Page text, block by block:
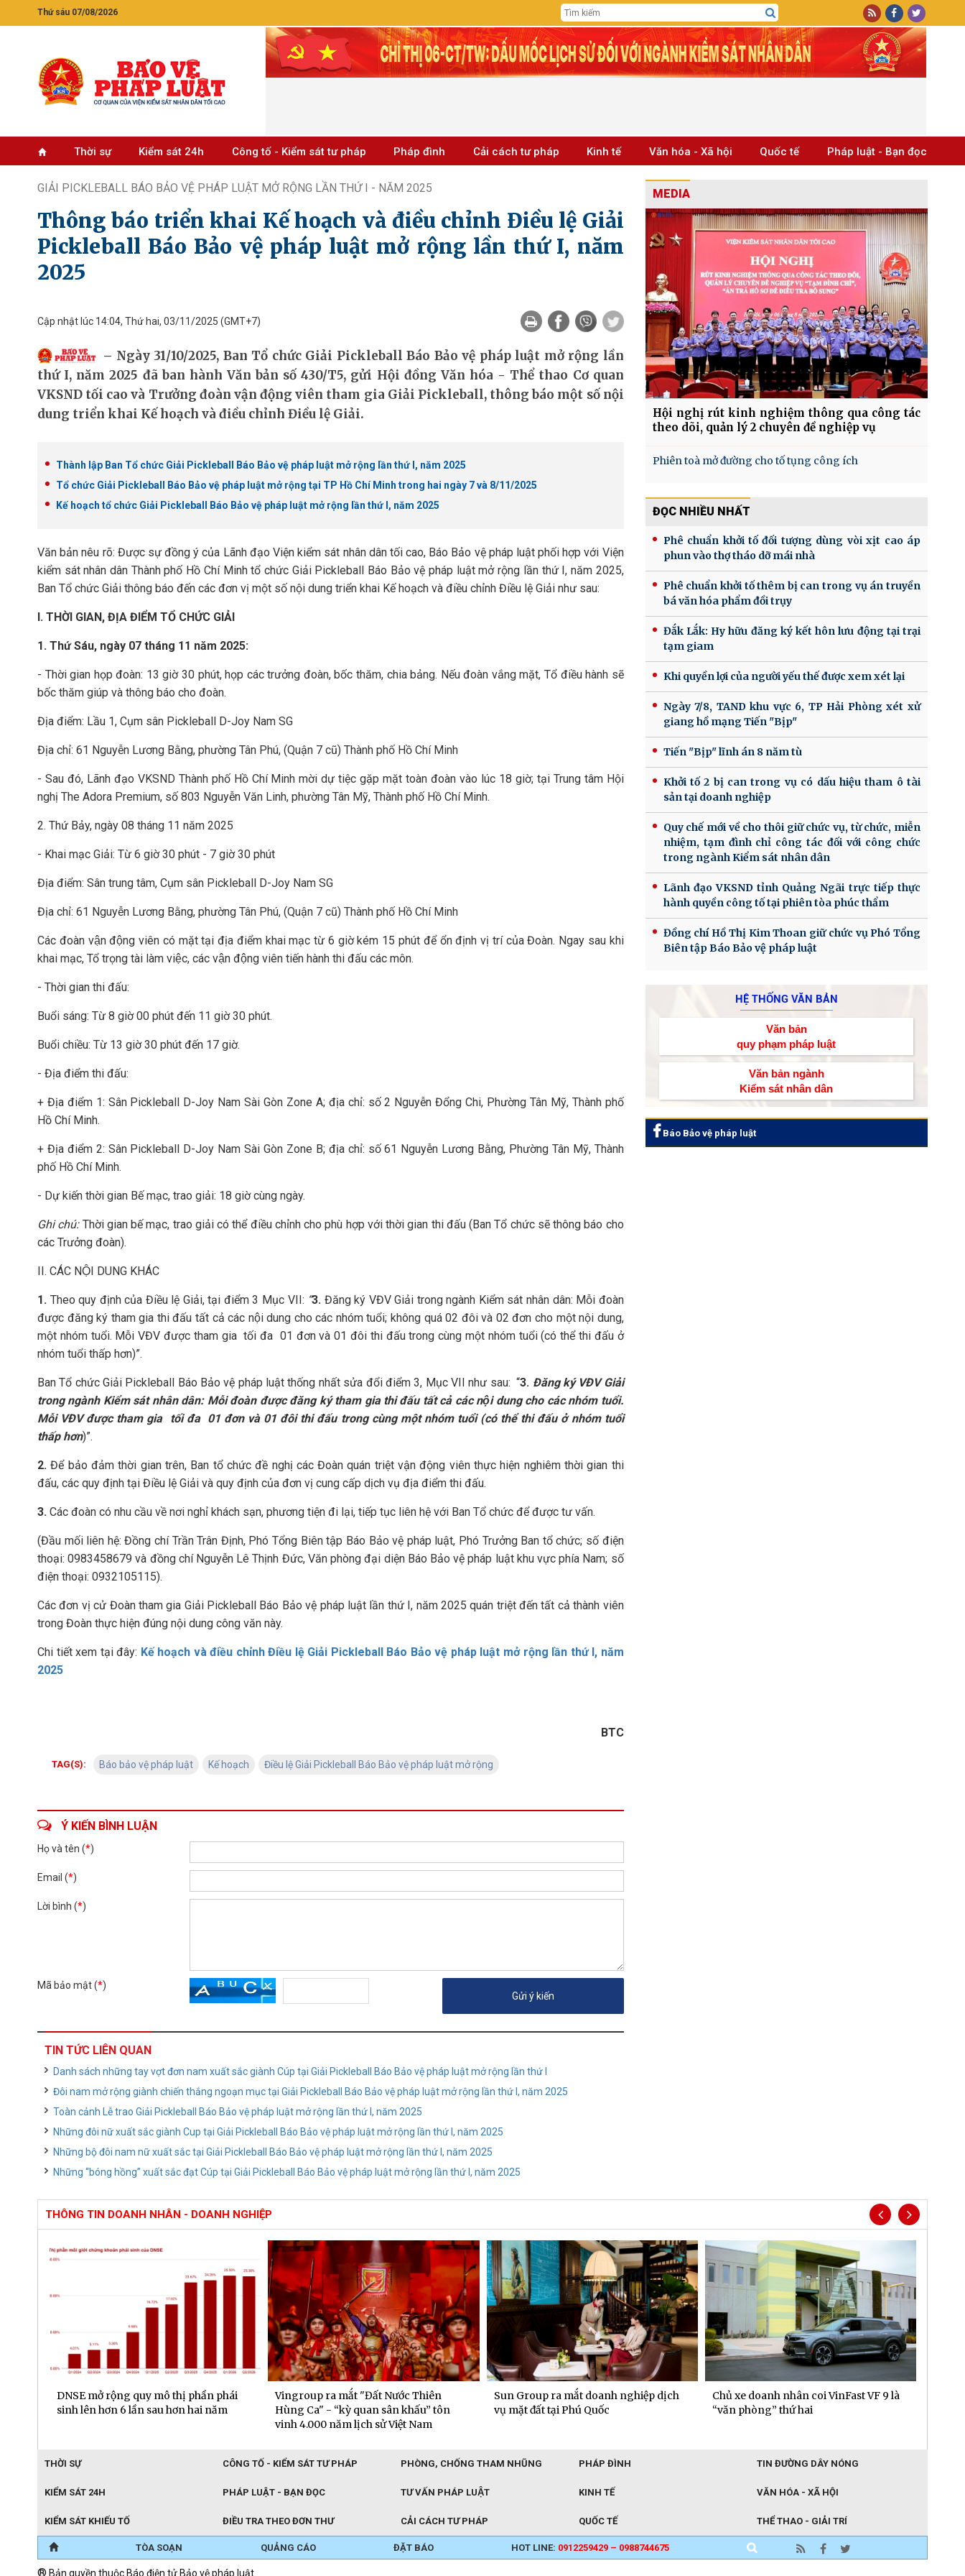
Thứ sáu 07/08/2026
Thời sự Kiểm sát 24h Công tố - Kiểm sát tư pháp Pháp đình Cải cách tư pháp Kinh tế Văn hóa - Xã hội Quốc tế Pháp luật - Bạn đọc
GIẢI PICKLEBALL BÁO BẢO VỆ PHÁP LUẬT MỞ RỘNG LẦN THỨ I - NĂM 2025
Thông báo triển khai Kế hoạch và điều chỉnh Điều lệ Giải
Pickleball Báo Bảo vệ pháp luật mở rộng lần thứ I, năm
2025
Cập nhật lúc 14:04, Thứ hai, 03/11/2025 (GMT+7)
Ngày 31/10/2025, Ban Tổ chức Giải Pickleball Báo Bảo vệ pháp luật mở rộng lần
thứ I, năm 2025 đã ban hành Văn bản số 430/T5, gửi Hội đồng Văn hóa - Thể thao Cơ quan
VKSND tối cao và Trưởng đoàn vận động viên tham gia Giải Pickleball, thông báo một số nội
dung triển khai Kế hoạch và điều chỉnh Điều lệ Giải.
Thành lập Ban Tổ chức Giải Pickleball Báo Bảo vệ pháp luật mở rộng lần thứ I, năm 2025
Tổ chức Giải Pickleball Báo Bảo vệ pháp luật mở rộng tại TP Hồ Chí Minh trong hai ngày 7 và 8/11/2025
Kế hoạch tổ chức Giải Pickleball Báo Bảo vệ pháp luật mở rộng lần thứ I, năm 2025
Văn bản nêu rõ: Được sự đồng ý của Lãnh đạo Viện kiểm sát nhân dân tối cao, Báo Bảo vệ pháp luật phối hợp với Viện
kiểm sát nhân dân Thành phố Hồ Chí Minh tổ chức Giải Pickleball Báo Bảo vệ pháp luật mở rộng lần thứ I, năm 2025,
Ban Tổ chức Giải thông báo đến các đơn vị một số nội dung triển khai Kế hoạch và điều chỉnh Điều lệ Giải như sau:
I. THỜI GIAN, ĐỊA ĐIỂM TỔ CHỨC GIẢI
1. Thứ Sáu, ngày 07 tháng 11 năm 2025:
- Thời gian họp đoàn: 13 giờ 30 phút, họp các trưởng đoàn, bốc thăm, chia bảng. Nếu đoàn vắng mặt, Tổ điều hành sẽ
bốc thăm giúp và thông báo cho đoàn.
Địa điểm: Lầu 1, Cụm sân Pickleball D-Joy Nam SG
Địa chỉ: 61 Nguyễn Lương Bằng, phường Tân Phú, (Quận 7 cũ) Thành phố Hồ Chí Minh
- Sau đó, Lãnh đạo VKSND Thành phố Hồ Chí Minh mời dự tiệc gặp mặt toàn đoàn vào lúc 18 giờ; tại Trung tâm Hội
nghị The Adora Premium, số 803 Nguyễn Văn Linh, phường Tân Mỹ, Thành phố Hồ Chí Minh.
2. Thứ Bảy, ngày 08 tháng 11 năm 2025
- Khai mạc Giải: Từ 6 giờ 30 phút - 7 giờ 30 phút
Địa điểm: Sân trung tâm, Cụm sân Pickleball D-Joy Nam SG
Địa chỉ: 61 Nguyễn Lương Bằng, phường Tân Phú, (Quận 7 cũ) Thành phố Hồ Chí Minh
Các đoàn vận động viên có mặt tại địa điểm khai mạc từ 6 giờ kém 15 phút để ổn định vị trí của Đoàn. Ngay sau khi
khai mạc, Tổ trọng tài làm việc, các vận động viên tiến hành thi đấu các môn.
- Thời gian thi đấu:
Buổi sáng: Từ 8 giờ 00 phút đến 11 giờ 30 phút.
Buổi chiều: Từ 13 giờ 30 phút đến 17 giờ.
- Địa điểm thi đấu:
+ Địa điểm 1: Sân Pickleball D-Joy Nam Sài Gòn Zone A; địa chỉ: số 2 Nguyễn Đổng Chi, Phường Tân Mỹ, Thành phố
Hồ Chí Minh.
+ Địa điểm 2: Sân Pickleball D-Joy Nam Sài Gòn Zone B; địa chỉ: số 61 Nguyễn Lương Bằng, Phường Tân Mỹ, Thành
phố Hồ Chí Minh.
- Dự kiến thời gian Bế mạc, trao giải: 18 giờ cùng ngày.
Ghi chú:Thời gian bế mạc, trao giải có thể điều chỉnh cho phù hợp với thời gian thi đấu (Ban Tổ chức sẽ thông báo cho
các Trưởng đoàn).
II. CÁC NỘI DUNG KHÁC
1. Theo quy định của Điều lệ Giải, tại điểm 3 Mục VII: “3. Đăng ký VĐV Giải trong ngành Kiểm sát nhân dân: Mỗi đoàn
được đăng ký tham gia thi đấu tất cả các nội dung cho các nhóm tuổi; không quá 02 đôi và 02 đơn cho một nội dung,
một nhóm tuổi. Mỗi VĐV được tham gia tối đa 01 đơn và 01 đôi thi đấu trong cùng một nhóm tuổi (có thể thi đấu ở
nhóm tuổi thấp hơn)”.
Ban Tổ chức Giải Pickleball Báo Bảo vệ pháp luật thống nhất sửa đổi điểm 3, Mục VII như sau: “3. Đăng ký VĐV Giải
trong ngành Kiểm sát nhân dân: Mỗi đoàn được đăng ký tham gia thi đấu tất cả các nội dung cho các nhóm tuổi.
Mỗi VĐV được tham gia tối đa 01 đơn và 01 đôi thi đấu trong cùng một nhóm tuổi (có thể thi đấu ở nhóm tuổi
thấp hơn)”.
2. Để bảo đảm thời gian trên, Ban tổ chức đề nghị các Đoàn quán triệt vận động viên thực hiện nghiêm thời gian thi
đấu, các quy định tại Điều lệ Giải và quy định của đơn vị cung cấp dịch vụ địa điểm thi đấu.
3. Các đoàn có nhu cầu về nơi nghỉ khách sạn, phương tiện đi lại, tiếp tục liên hệ với Ban Tổ chức để được tư vấn.
(Đầu mối liên hệ: Đồng chí Trần Trân Định, Phó Tổng Biên tập Báo Bảo vệ pháp luật, Phó Trưởng Ban tổ chức; số điện
thoại: 0983458679 và đồng chí Nguyễn Lê Thịnh Đức, Văn phòng đại diện Báo Bảo vệ pháp luật khu vực phía Nam; số
điện thoại: 0932105115).
Các đơn vị cử Đoàn tham gia Giải Pickleball Báo Bảo vệ pháp luật lần thứ I, năm 2025 quán triệt đến tất cả thành viên
trong Đoàn thực hiện đúng nội dung công văn này.
Chi tiết xem tại đây: Kế hoạch và điều chỉnh Điều lệ Giải Pickleball Báo Bảo vệ pháp luật mở rộng lần thứ I, năm
2025
BTC
TAG(S): Báo bảo vệ pháp luật Kế hoạch Điều lệ Giải Pickleball Báo Bảo vệ pháp luật mở rộng
Ý KIẾN BÌNH LUẬN
Họ và tên (*)
Email (*)
Lời bình (*)
Mã bảo mật (*)
TIN TỨC LIÊN QUAN
Danh sách những tay vợt đơn nam xuất sắc giành Cúp tại Giải Pickleball Báo Bảo vệ pháp luật mở rộng lần thứ I
Đôi nam mở rộng giành chiến thắng ngoạn mục tại Giải Pickleball Báo Bảo vệ pháp luật mở rộng lần thứ I, năm 2025
Toàn cảnh Lễ trao Giải Pickleball Báo Bảo vệ pháp luật mở rộng lần thứ I, năm 2025
Những đôi nữ xuất sắc giành Cup tại Giải Pickleball Báo Bảo vệ pháp luật mở rộng lần thứ I, năm 2025
Những bộ đôi nam nữ xuất sắc tại Giải Pickleball Báo Bảo vệ pháp luật mở rộng lần thứ I, năm 2025
Những “bóng hồng” xuất sắc đạt Cúp tại Giải Pickleball Báo Bảo vệ pháp luật mở rộng lần thứ I, năm 2025
MEDIA
Hội nghị rút kinh nghiệm thông qua công tác
theo dõi, quản lý 2 chuyên đề nghiệp vụ
Phiên toà mở đường cho tố tụng công ích
ĐỌC NHIỀU NHẤT
Phê chuẩn khởi tố đối tượng dùng vòi xịt cao áp
phun vào thợ tháo dỡ mái nhà
Phê chuẩn khởi tố thêm bị can trong vụ án truyền
bá văn hóa phẩm đồi trụy
Đắk Lắk: Hy hữu đăng ký kết hôn lưu động tại trại
tạm giam
Khi quyền lợi của người yếu thế được xem xét lại
Ngày 7/8, TAND khu vực 6, TP Hải Phòng xét xử
giang hồ mạng Tiến "Bịp"
Tiến "Bịp" lĩnh án 8 năm tù
Khởi tố 2 bị can trong vụ có dấu hiệu tham ô tài
sản tại doanh nghiệp
Quy chế mới về cho thôi giữ chức vụ, từ chức, miễn
nhiệm, tạm đình chỉ công tác đối với công chức
trong ngành Kiểm sát nhân dân
Lãnh đạo VKSND tỉnh Quảng Ngãi trực tiếp thực
hành quyền công tố tại phiên tòa phúc thẩm
Đồng chí Hồ Thị Kim Thoan giữ chức vụ Phó Tổng
Biên tập Báo Bảo vệ pháp luật
HỆ THỐNG VĂN BẢN
Văn bản
quy phạm pháp luật
Văn bản ngành
Kiểm sát nhân dân
Báo Bảo vệ pháp luật
THÔNG TIN DOANH NHÂN - DOANH NGHIỆP
DNSE mở rộng quy mô thị phần phái
sinh lên hơn 6 lần sau hơn hai năm
Vingroup ra mắt "Đất Nước Thiên
Hùng Ca" - “kỳ quan sân khấu” tôn
vinh 4.000 năm lịch sử Việt Nam
Sun Group ra mắt doanh nghiệp dịch
vụ mặt đất tại Phú Quốc
Chủ xe doanh nhân coi VinFast VF 9 là
“văn phòng” thứ hai
THỜI SỰ CÔNG TỐ - KIỂM SÁT TƯ PHÁP PHÒNG, CHỐNG THAM NHŨNG PHÁP ĐÌNH TIN ĐƯỜNG DÂY NÓNG
KIỂM SÁT 24H PHÁP LUẬT - BẠN ĐỌC TƯ VẤN PHÁP LUẬT KINH TẾ VĂN HÓA - XÃ HỘI
KIỂM SÁT KHIẾU TỐ ĐIỀU TRA THEO ĐƠN THƯ CẢI CÁCH TƯ PHÁP QUỐC TẾ THỂ THAO - GIẢI TRÍ
TÒA SOẠN QUẢNG CÁO ĐẶT BÁO HOT LINE: 0912259429 – 0988744675
® Bản quyền thuộc Báo điện tử Bảo vệ pháp luật